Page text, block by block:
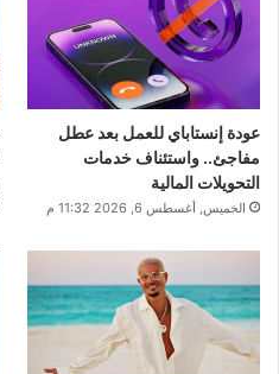
عودة إنستاباي للعمل بعد عطل
مفاجئ.. واستئناف خدمات
التحويلات المالية
الخميس, أغسطس 6, 2026 11:32 م